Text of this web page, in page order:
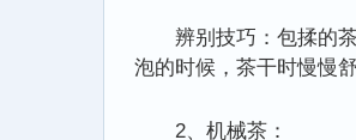
辨别技巧：包揉的
泡的时候，茶干时慢慢
2、机械茶：